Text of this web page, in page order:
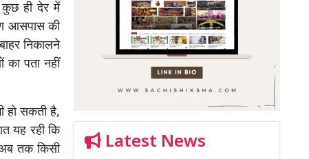
ही देर में
आसपास की
निकालने
पता नहीं
हो सकती है,
यह रही कि
तक किसी
Latest News